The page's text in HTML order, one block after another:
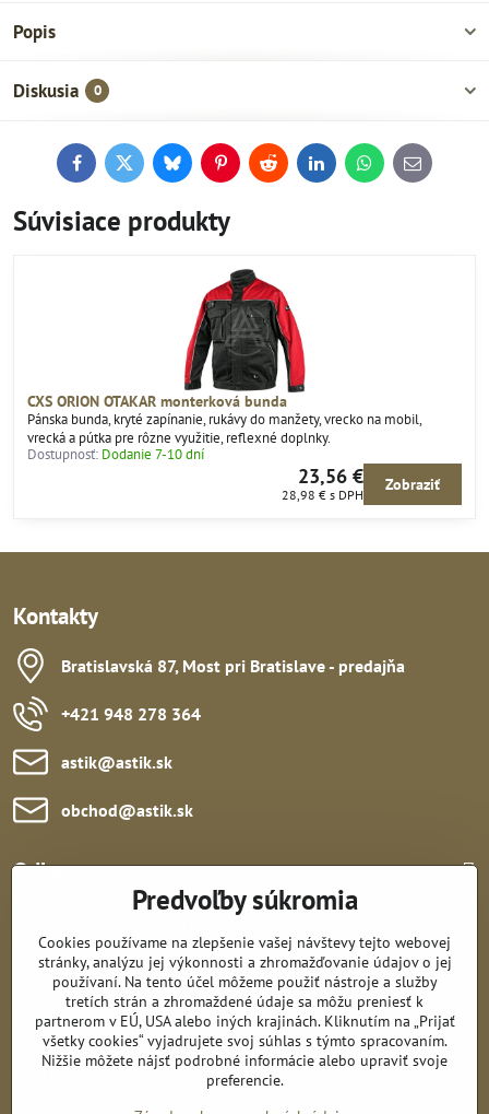
Popis
Diskusia 0
FacebookTwitterBlueskyPinterestReddit LinkedInWhatsApp
E-
mail
Súvisiace produkty
CXS ORION OTAKAR monterková bunda
Pánska bunda, kryté zapínanie, rukávy do manžety, vrecko na mobil,
vrecká a pútka pre rôzne využitie, reflexné doplnky.
Dostupnosť: Dodanie 7-10 dní
23,56 €
28,98 € s DPH
Zobraziť
Kontakty
Bratislavská 87, Most pri Bratislave - predajňa
+421 948 278 364
astik​@astik​.sk
obchod​@astik​.sk
Odkazy:
Sledujte nás:
Všetko k nákupu:
Predvoľby súkromia
Cookies používame na zlepšenie vašej návštevy tejto webovej
stránky, analýzu jej výkonnosti a zhromažďovanie údajov o jej
používaní. Na tento účel môžeme použiť nástroje a služby
tretích strán a zhromaždené údaje sa môžu preniesť k
partnerom v EÚ, USA alebo iných krajinách. Kliknutím na „Prijať
všetky cookies“ vyjadrujete svoj súhlas s týmto spracovaním.
Nižšie môžete nájsť podrobné informácie alebo upraviť svoje
preferencie.